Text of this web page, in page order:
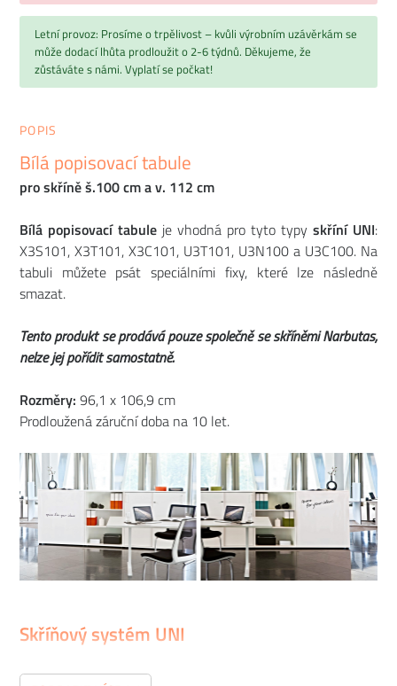
Letní provoz: Prosíme o trpělivost – kvůli výrobním uzávěrkám se
může dodací lhůta prodloužit o 2-6 týdnů. Děkujeme, že
zůstáváte s námi. Vyplatí se počkat!
POPIS
Bílá popisovací tabule
pro skříně š.100 cm a v. 112 cm
Bílá popisovací tabule je vhodná pro tyto typy skříní UNI:
X3S101, X3T101, X3C101, U3T101, U3N100 a U3C100. Na
tabuli můžete psát speciálními fixy, které lze následně
smazat.
Tento produkt se prodává pouze společně se skříněmi Narbutas,
nelze jej pořídit samostatně.
Rozměry: 96,1 x 106,9 cm
Prodloužená záruční doba na 10 let.
Skříňový systém UNI
Možná si říkáte, že na výběru skříně či knihovny není nic